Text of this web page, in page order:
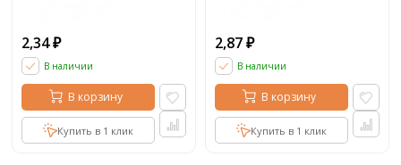
2,34 ₽
В наличии
В корзину
Купить в 1 клик
2,87 ₽
В наличии
В корзину
Купить в 1 клик